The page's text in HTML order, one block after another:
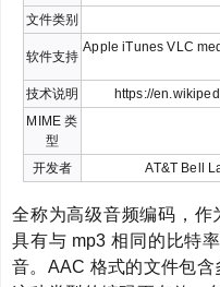
文件类别
软件支持
Apple iTunes VLC
技术说明
https://
MIME 类
型
开发者 AT&T Bell
全称为高级音频编码，作
具有与 mp3 相同的比特
音。AAC 格式的文件包含